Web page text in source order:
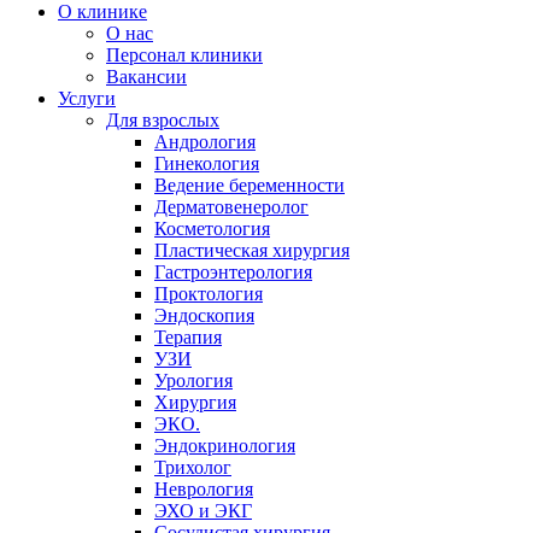
О клинике
О нас
Персонал клиники
Вакансии
Услуги
Для взрослых
Андрология
Гинекология
Ведение беременности
Дерматовенеролог
Косметология
Пластическая хирургия
Гастроэнтерология
Проктология
Эндоскопия
Терапия
УЗИ
Урология
Хирургия
ЭКО.
Эндокринология
Трихолог
Неврология
ЭХО и ЭКГ